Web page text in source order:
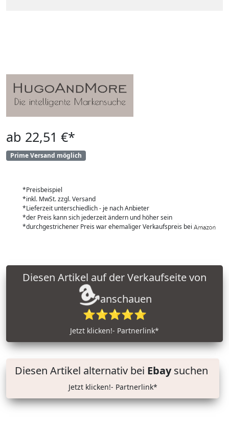
ab 22,51 €*
Prime Versand möglich
*Preisbeispiel
*inkl. MwSt. zzgl. Versand
*Lieferzeit unterschiedlich - je nach Anbieter
*der Preis kann sich jederzeit ändern und höher sein
*durchgestrichener Preis war ehemaliger Verkaufspreis bei
anschauen
⭐⭐⭐⭐⭐
Jetzt klicken!- Partnerlink*
Diesen Artikel alternativ bei Ebaysuchen
Jetzt klicken!- Partnerlink*